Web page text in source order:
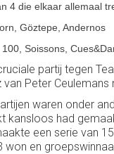
4 die elkaar allemaal
Göztepe, Andernos
Soissons,
partij tegen
van Peter
waren onder
kansloos had
een serie van
won en